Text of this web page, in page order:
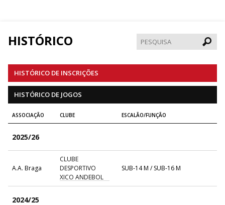
HISTÓRICO
HISTÓRICO DE INSCRIÇÕES
HISTÓRICO DE JOGOS
ASSOCIAÇÃO CLUBE ESCALÃO/FUNÇÃO
2025/26
A.A. Braga
CLUBE
DESPORTIVO
XICO ANDEBOL
SUB-14 M / SUB-16 M
2024/25